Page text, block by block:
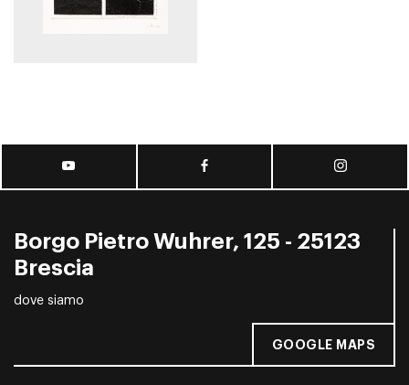
Borgo Pietro Wuhrer, 125 - 25123
Brescia
dove siamo
GOOGLE MAPS